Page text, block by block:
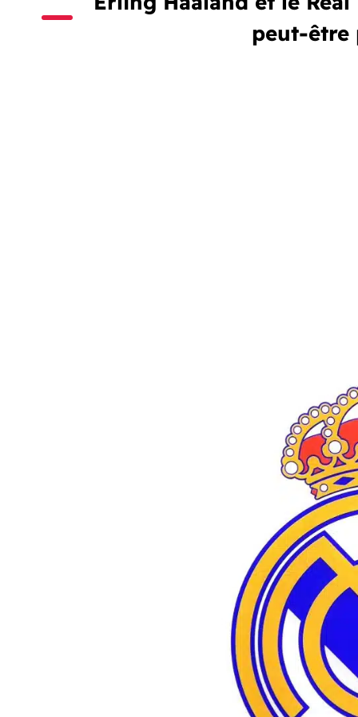
peut-être